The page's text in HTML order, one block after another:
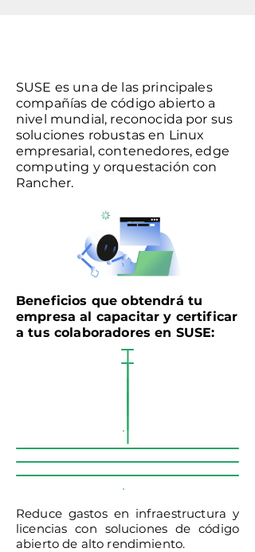
SUSE es una de las principales
compañías de código abierto a
nivel mundial, reconocida por sus
soluciones robustas en Linux
empresarial, contenedores, edge
computing y orquestación con
Rancher.
Beneficios que obtendrá tu
empresa al capacitar y certificar
a tus colaboradores en SUSE:
Reduce gastos en infraestructura y
licencias con soluciones de código
abierto de alto rendimiento.